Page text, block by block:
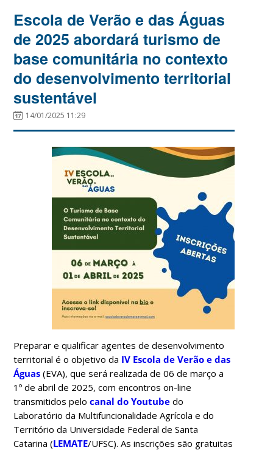
Escola de Verão e das Águas
de 2025 abordará turismo de
base comunitária no contexto
do desenvolvimento territorial
sustentável
14/01/2025 11:29
Preparar e qualificar agentes de desenvolvimento
territorial é o objetivo da IV Escola de Verão e das
Águas (EVA), que será realizada de 06 de março a
1º de abril de 2025, com encontros on-line
transmitidos pelocanal do Youtube do
Laboratório da Multifuncionalidade Agrícola e do
Território da Universidade Federal de Santa
Catarina (LEMATE/UFSC). As inscrições são gratuitas